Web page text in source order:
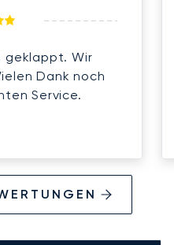
geklappt. Wir
Dank noch
Service.